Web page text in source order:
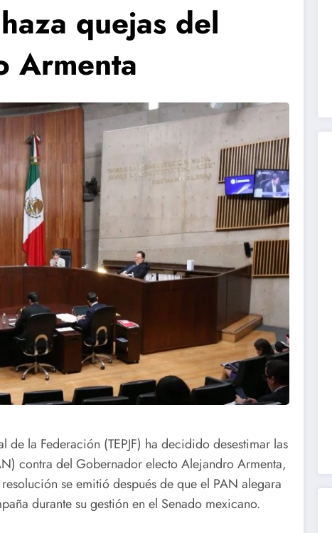
quejas del
Armenta
la Federación (TEPJF) ha decidido desestimar las
contra del Gobernador electo Alejandro Armenta,
se emitió después de que el PAN alegara
durante su gestión en el Senado mexicano.